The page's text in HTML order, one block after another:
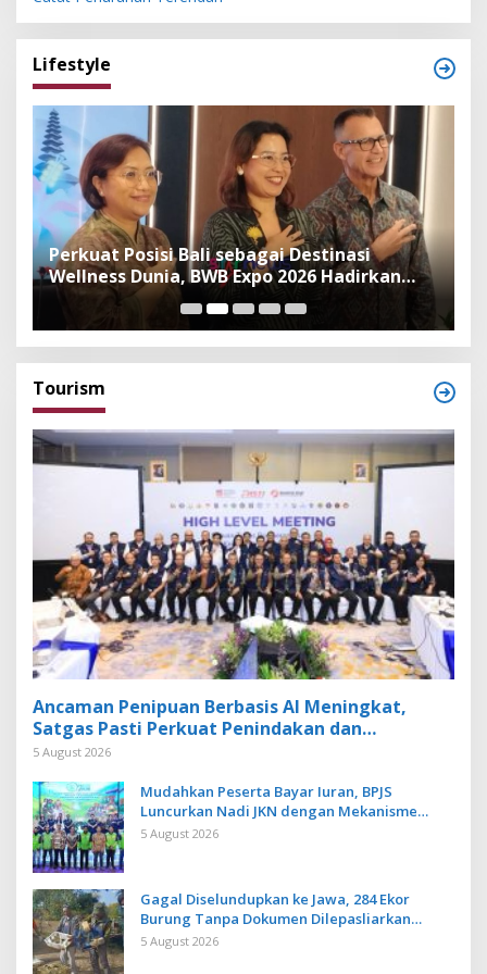
Lifestyle
Perkuat Posisi Bali sebagai Destinasi
Wellness Dunia, BWB Expo 2026 Hadirkan
Exhibitor Nasional dan Global
Tourism
Ancaman Penipuan Berbasis AI Meningkat,
Satgas Pasti Perkuat Penindakan dan
Pengembangan Aplikasi Anti Penipuan
5 August 2026
Mudahkan Peserta Bayar Iuran, BPJS
Luncurkan Nadi JKN dengan Mekanisme
Menabung
5 August 2026
Gagal Diselundupkan ke Jawa, 284 Ekor
Burung Tanpa Dokumen Dilepasliarkan
Cegah Ancaman Penyakit
5 August 2026